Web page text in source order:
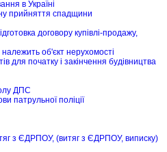
в Україні
прийняття спадщини
договору купівлі-продажу,
належить об'єкт нерухомості
для початку і закінчення будівництва
ДПС
патрульної поліції
з ЄДРПОУ, (витяг з ЄДРПОУ, виписку)